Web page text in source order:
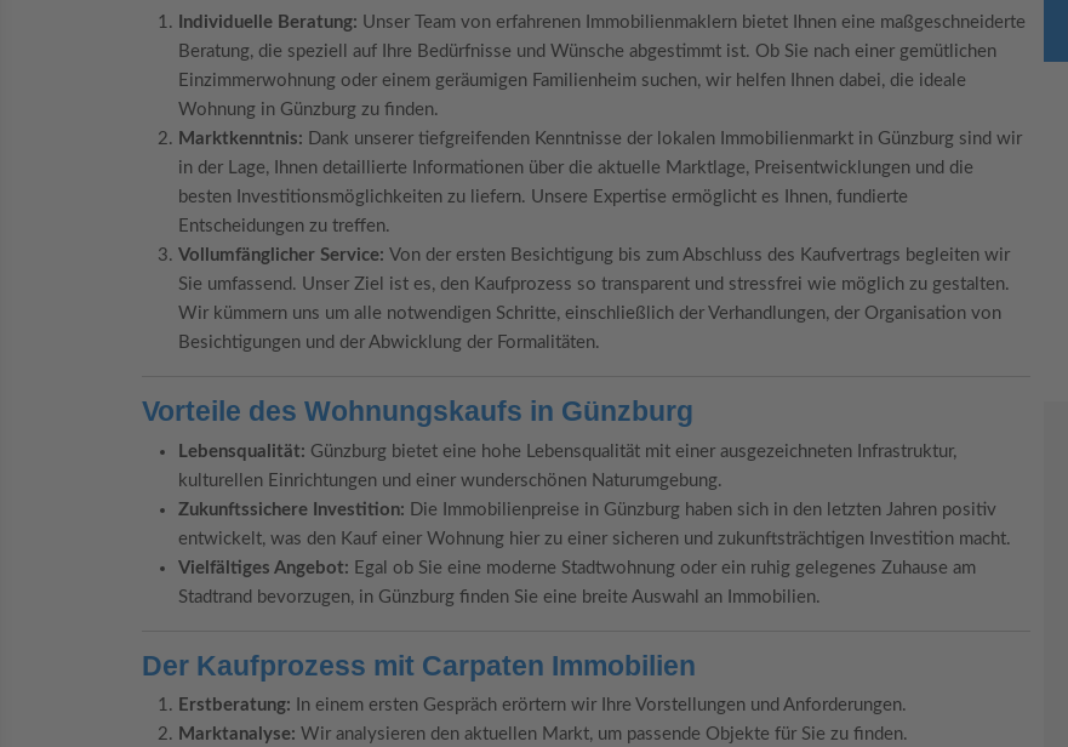
Individuelle Beratung: Unser Team von erfahrenen Immobilienmaklern bietet Ihnen eine maßgeschneiderte
Beratung, die speziell auf Ihre Bedürfnisse und Wünsche abgestimmt ist. Ob Sie nach einer gemütlichen
Einzimmerwohnung oder einem geräumigen Familienheim suchen, wir helfen Ihnen dabei, die ideale
Wohnung in Günzburg zu finden.
Marktkenntnis: Dank unserer tiefgreifenden Kenntnisse der lokalen Immobilienmarkt in Günzburg sind wir
in der Lage, Ihnen detaillierte Informationen über die aktuelle Marktlage, Preisentwicklungen und die
besten Investitionsmöglichkeiten zu liefern. Unsere Expertise ermöglicht es Ihnen, fundierte
Entscheidungen zu treffen.
Vollumfänglicher Service: Von der ersten Besichtigung bis zum Abschluss des Kaufvertrags begleiten wir
Sie umfassend. Unser Ziel ist es, den Kaufprozess so transparent und stressfrei wie möglich zu gestalten.
Wir kümmern uns um alle notwendigen Schritte, einschließlich der Verhandlungen, der Organisation von
Besichtigungen und der Abwicklung der Formalitäten.
Vorteile des Wohnungskaufs in Günzburg
Lebensqualität: Günzburg bietet eine hohe Lebensqualität mit einer ausgezeichneten Infrastruktur,
kulturellen Einrichtungen und einer wunderschönen Naturumgebung.
Zukunftssichere Investition: Die Immobilienpreise in Günzburg haben sich in den letzten Jahren positiv
entwickelt, was den Kauf einer Wohnung hier zu einer sicheren und zukunftsträchtigen Investition macht.
Vielfältiges Angebot: Egal ob Sie eine moderne Stadtwohnung oder ein ruhig gelegenes Zuhause am
Stadtrand bevorzugen, in Günzburg finden Sie eine breite Auswahl an Immobilien.
Der Kaufprozess mit Carpaten Immobilien
Erstberatung: In einem ersten Gespräch erörtern wir Ihre Vorstellungen und Anforderungen.
Marktanalyse: Wir analysieren den aktuellen Markt, um passende Objekte für Sie zu finden.
Trung Luong
Der Verkauf über Carpaten Immobilien
und unkomplizierter, als ich erwartet